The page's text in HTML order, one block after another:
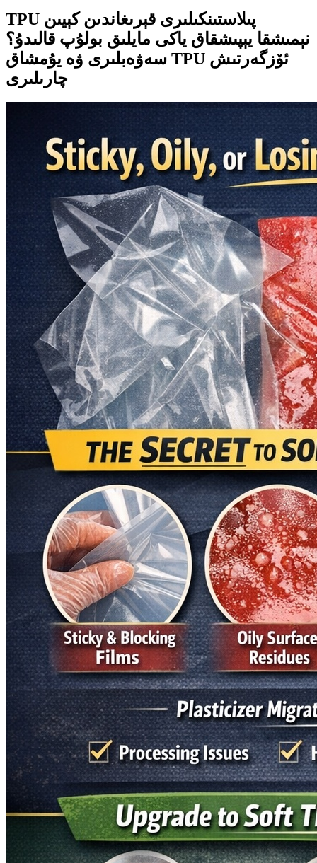
TPU پىلاستىنكىلىرى قېرىغاندىن كېيىن
نېمىشقا يېپىشقاق ياكى مايلىق بولۇپ قالىدۇ؟
سەۋەبلىرى ۋە يۇمشاق TPU ئۆزگەرتىش
چارىلىرى